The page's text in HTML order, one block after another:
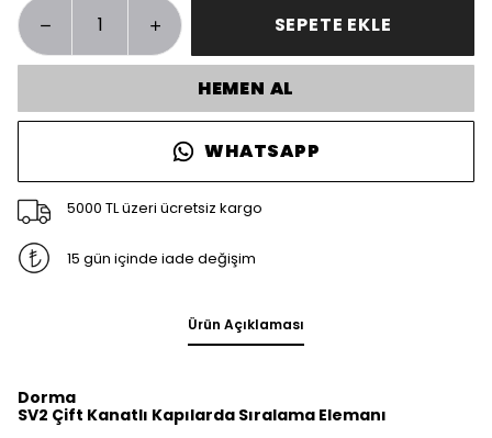
SEPETE EKLE
HEMEN AL
WHATSAPP
5000 TL üzeri ücretsiz kargo
15 gün içinde iade değişim
Ürün Açıklaması
Dorma
SV2 Çift Kanatlı Kapılarda Sıralama Elemanı